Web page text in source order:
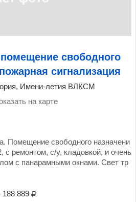
свободного
сигнализация
Имени-летия ВЛКСМ
на карте
Помещение свободного назначени
ремонтом, с/у, кладовкой, и очень
с панарамными окнами. Свет тр
188 889